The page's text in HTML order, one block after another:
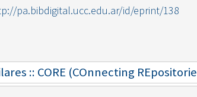
pa.bibdigital.ucc.edu.ar/id/eprint/138
:: CORE (COnnecting